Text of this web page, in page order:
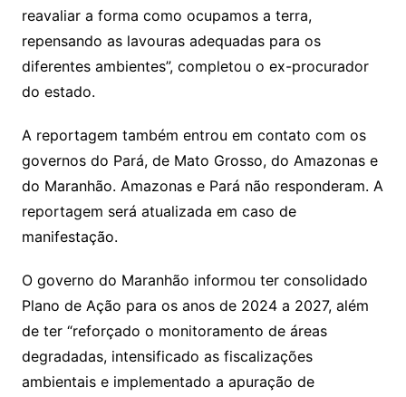
reavaliar a forma como ocupamos a terra,
repensando as lavouras adequadas para os
diferentes ambientes”, completou o ex-procurador
do estado.
A reportagem também entrou em contato com os
governos do Pará, de Mato Grosso, do Amazonas e
do Maranhão. Amazonas e Pará não responderam. A
reportagem será atualizada em caso de
manifestação.
O governo do Maranhão informou ter consolidado
Plano de Ação para os anos de 2024 a 2027, além
de ter “reforçado o monitoramento de áreas
degradadas, intensificado as fiscalizações
ambientais e implementado a apuração de